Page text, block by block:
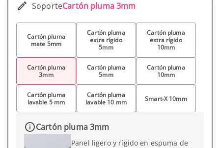
SoporteCartón pluma 3mm
Cartón pluma
mate 5mm
Cartón pluma
extra rígido
5mm
Cartón pluma
extra rígido
10mm
Cartón pluma
3mm
Cartón pluma
5mm
Cartón pluma
10mm
Cartón pluma
lavable 5 mm
Cartón pluma
lavable 10 mm
Smart-X 10mm
Cartón pluma 3mm
Panel ligero y rígido en espuma de